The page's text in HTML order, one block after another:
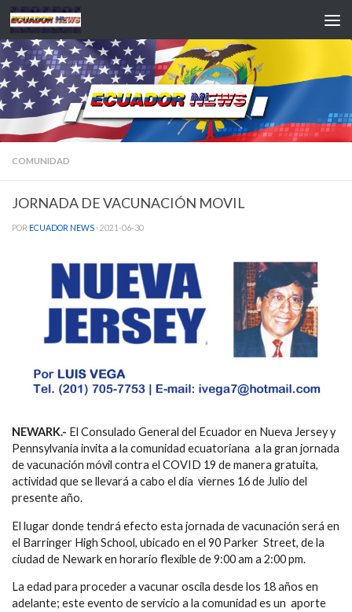
Saltar al contenido
COMUNIDAD
JORNADA DE VACUNACIÓN MOVIL
POR ECUADOR NEWS · 2021-06-30
NEWARK.- El Consulado General del Ecuador en Nueva Jersey y
Pennsylvania invita a la comunidad ecuatoriana a la gran jornada
de vacunación móvil contra el COVID 19 de manera gratuita,
actividad que se llevará a cabo el día viernes 16 de Julio del
presente año.
El lugar donde tendrá efecto esta jornada de vacunación será en
el Barringer High School, ubicado en el 90 Parker Street, de la
ciudad de Newark en horario flexible de 9:00 am a 2:00 pm.
La edad para proceder a vacunar oscila desde los 18 años en
adelante; este evento de servicio a la comunidad es un aporte